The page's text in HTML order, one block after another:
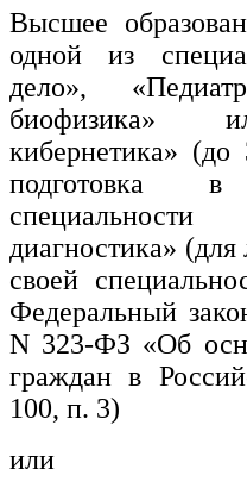
Высшее
одной из
дело»,
биофизика»
кибернетика»
подготовка
диагностика»
своей
Федеральный
N 323-ФЗ «Об
граждан в
100, п. 3)
или